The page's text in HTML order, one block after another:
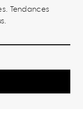
Tendances